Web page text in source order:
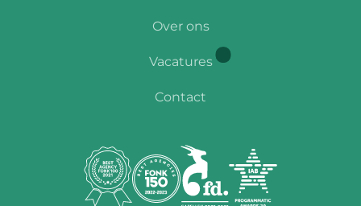
Over ons
Vacatures
Contact